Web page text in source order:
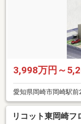
3,998万円～
愛知県岡崎市岡崎駅前
リコット東岡崎